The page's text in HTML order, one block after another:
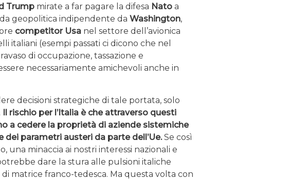
Trump mirate a far pagare la difesa Nato a
geopolitica indipendente da Washington,
competitor Usa nel settore dell’avionica
italiani (esempi passati ci dicono che nel
di occupazione, tassazione e
necessariamente amichevoli anche in
decisioni strategiche di tale portata, solo
Il rischio per l’Italia è che attraverso questi
a cedere la proprietà di aziende sistemiche
parametri austeri da parte dell’Ue.Se così
una minaccia ai nostri interessi nazionali e
dare la stura alle pulsioni italiche
matrice franco-tedesca. Ma questa volta con